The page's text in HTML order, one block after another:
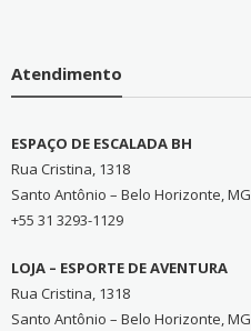
Atendimento
ESPAÇO DE ESCALADA BH
Rua Cristina, 1318
Santo Antônio – Belo Horizonte, MG
+55 31 3293-1129
LOJA – ESPORTE DE AVENTURA
Rua Cristina, 1318
Santo Antônio – Belo Horizonte, MG